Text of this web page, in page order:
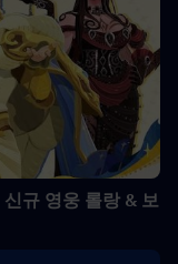
규 영웅 롤랑 & 보